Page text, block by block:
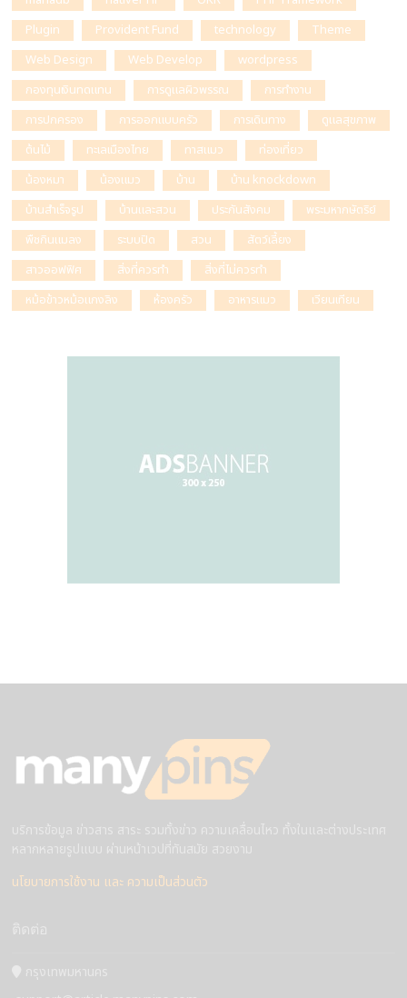
Plugin
Provident Fund technology
Theme
Web Design
Web Develop
wordpress
กองทุนเงินทดแทน
การดูแลผิวพรรณ
การทำงาน
การปกครอง
การออกแบบครัว การเดินทาง
ดูแลสุขภาพ
ต้นไม้
ทะเลเมืองไทย ทาสแมว
ท่องเที่ยว
น้องหมา
น้องแมว บ้าน
บ้าน knockdown
บ้านสำเร็จรูป
บ้านและสวน ประกันสังคม
พระมหากษัตริย์
พืชกินแมลง
ระบบปิด สวน
สัตว์เลี้ยง
สาวออฟฟิศ
สิ่งที่ควรทำ
สิ่งที่ไม่ควรทำ
หม้อข้าวหม้อแกงลิง
ห้องครัว อาหารแมว เวียนเทียน
นโยบายการใช้งาน และ ความเป็นส่วนตัว